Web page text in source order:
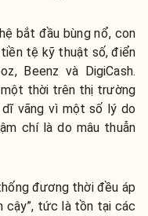
bắt đầu bùng nổ, con
tệ kỹ thuật số, điển
Beenz và DigiCash.
một thời trên thị trường
dĩ vãng vì một số lý do
chí là do mâu thuẫn
đương thời đều áp
cậy”, tức là tồn tại các